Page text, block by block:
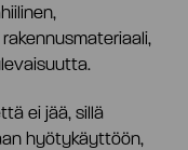
ei jää, sillä
hyötykäyttöön,